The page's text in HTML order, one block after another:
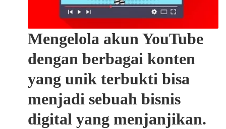
Mengelola akun YouTube
dengan berbagai konten
yang unik terbukti bisa
menjadi sebuah bisnis
digital yang menjanjikan.